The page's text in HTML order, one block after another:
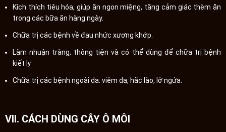
Kích thích tiêu hóa, giúp ăn ngon miệng, tăng cảm giác thèm ăn
trong các bữa ăn hàng ngày.
Chữa trị các bệnh về đau nhức xương khớp.
Làm nhuận tràng, thông tiện và có thể dùng để chữa trị bệnh
kiết lỵ
Chữa trị các bệnh ngoài da: viêm da, hắc lào, lở ngứa.
VII. CÁCH DÙNG CÂY Ô MÔI